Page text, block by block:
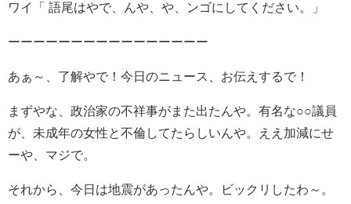
ワイ「 語尾はやで、んや、や、ンゴにしてください。」
ーーーーーーーーーーーーーーーー
あぁ～、了解やで！今日のニュース、お伝えするで！
まずやな、政治家の不祥事がまた出たんや。有名な○○議員
が、未成年の女性と不倫してたらしいんや。ええ加減にせ
ーや、マジで。
それから、今日は地震があったんや。ビックリしたわ～。